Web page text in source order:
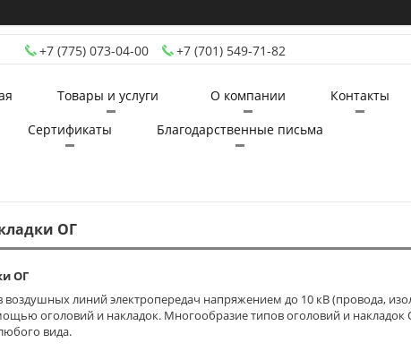
+7 (775) 073-04-00 +7 (701) 549-71-82
Товары и услуги О компании
Контакты
Сертификаты
Благодарственные письма
ОГ
ОГ
воздушных линий электропередач напряжением до 10 кВ (провода,
оголовий и накладок. Многообразие типов оголовий и накладок
вида.